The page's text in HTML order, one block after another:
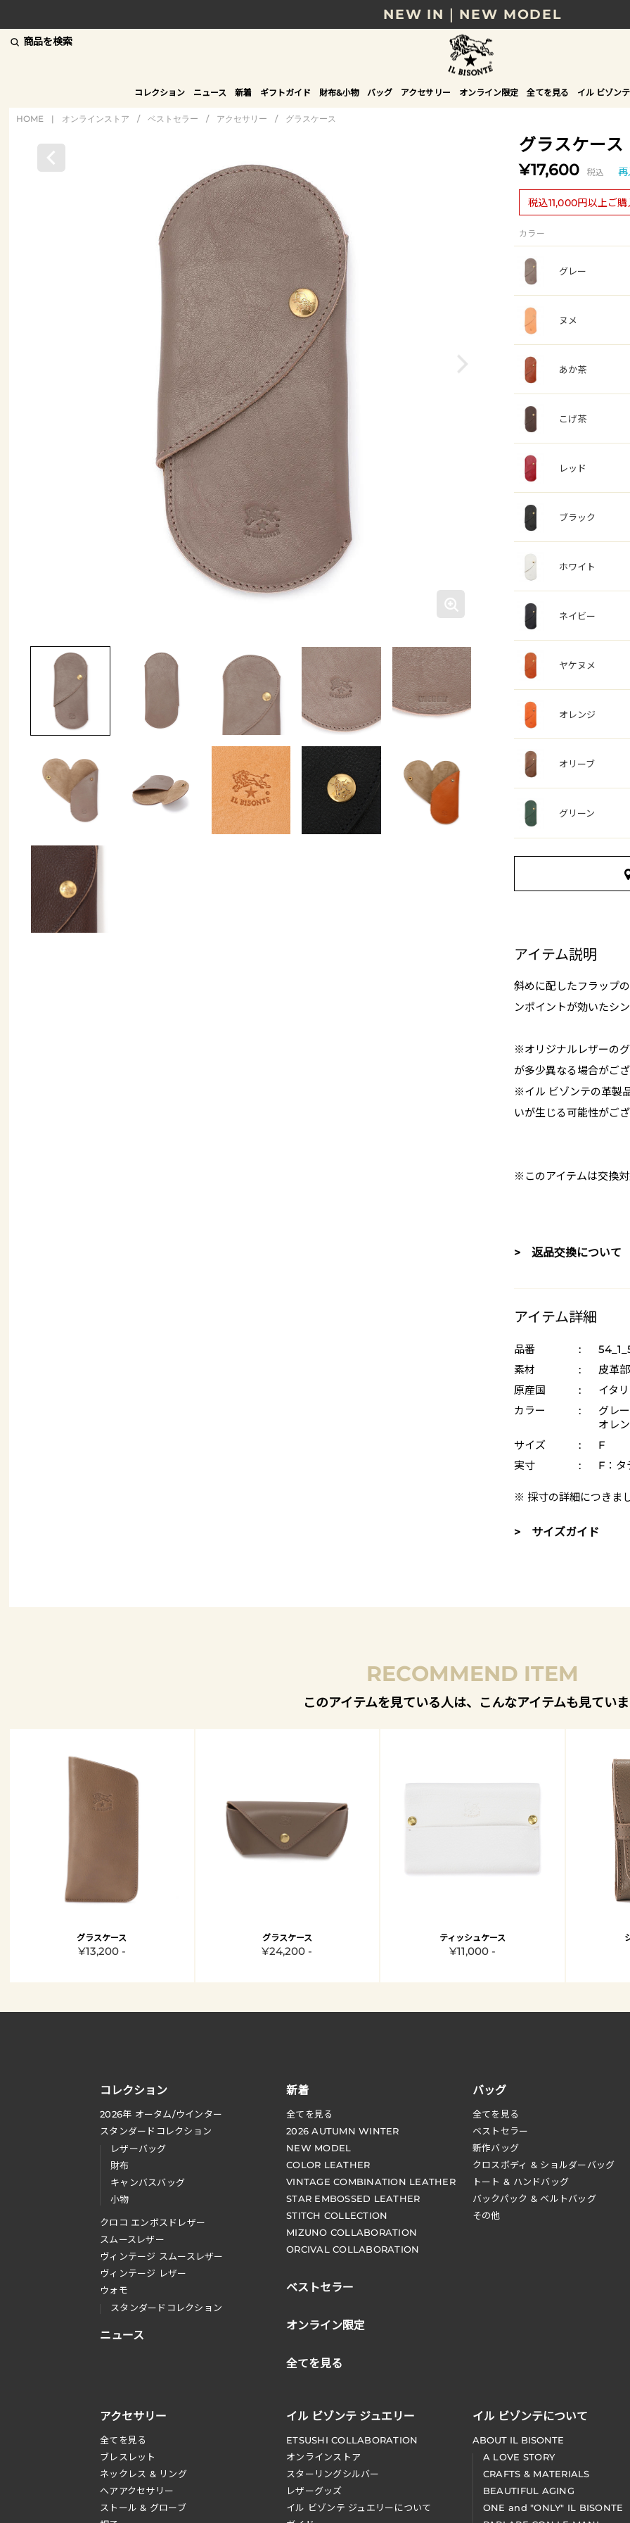
NEW IN｜NEW MODEL
8/17(月)10時まで｜税込11,000円以上で送料無
贈る相手やシーンから選べる、新しいギフトガ
NEW IN｜COLOR LEATHER
商品を検索
コレクション ニュース 新着 ギフトガイド 財布&小物 バッグ アクセサリー オンライン限定 全てを見る イル ビゾン
HOME | オンラインストア / ベストセラー / アクセサリー / グラスケース
グラスケース
¥17,600 税込 再
税込11,000円以上ご
カラー
グレー
ヌメ
あか茶
こげ茶
レッド
ブラック
ホワイト
ネイビー
ヤケヌメ
オレンジ
オリーブ
グリーン
アイテム説明
斜めに配したフラップ
ンポイントが効いたシ
※オリジナルレザーの
が多少異なる場合がご
※イル ビゾンテの革製
いが生じる可能性がご
※このアイテムは交換
> 返品交換について
アイテム詳細
品番 :
素材
:
皮革
原産国
:
イタ
カラー
:
グレ
オレ
サイズ
:
F
実寸
: F：タ
※ 採寸の詳細につきま
> サイズガイド
RECOMMEND ITEM
このアイテムを見ている人は、こんなアイテムも見てい
グラスケース
¥13,200 -
グラスケース
¥24,200 -
ティッシュケース
¥11,000 -
コレクション
2026年 オータム/ウインター
スタンダードコレクション
レザーバッグ
財布
キャンバスバッグ
小物
クロコ エンボスドレザー
スムースレザー
ヴィンテージ スムースレザー
ヴィンテージ レザー
ウォモ
スタンダードコレクション
ニュース
新着
全てを見る
2026 AUTUMN WINTER
NEW MODEL
COLOR LEATHER
VINTAGE COMBINATION LEATHER
STAR EMBOSSED LEATHER
STITCH COLLECTION
MIZUNO COLLABORATION
ORCIVAL COLLABORATION
ベストセラー
オンライン限定
全てを見る
バッグ
全てを見る
ベストセラー
新作バッグ
クロスボディ & ショルダーバッグ
トート & ハンドバッグ
バックパック & ベルトバッグ
その他
アクセサリー
全てを見る
ブレスレット
ネックレス & リング
へアアクセサリー
ストール & グローブ
イル ビゾンテ ジュエリー
ETSUSHI COLLABORATION
オンラインストア
スターリングシルバー
レザーグッズ
イル ビゾンテ ジュエリーについて
イル ビゾンテについて
ABOUT IL BISONTE
A LOVE STORY
CRAFTS & MATERIALS
BEAUTIFUL AGING
ONE and "ONLY" IL BISONTE